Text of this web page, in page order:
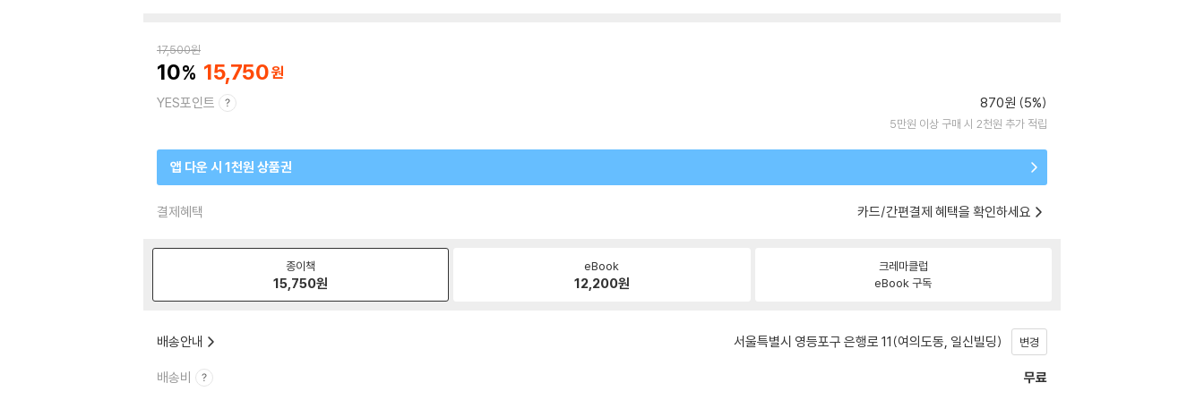
17,500원
10 15,750
YES포인트 870원 (5%)
5만원 이상 구매 시 2천원 추가 적립
앱 다운 시 1천원 상품권
결제혜택 카드/간편결제 혜택을 확인하세요
종이책
15,750원
eBook
12,200원
크레마클럽
eBook 구독
배송안내 서울특별시 영등포구 은행로 11(여의도동, 일신빌딩) 변경
배송비 무료